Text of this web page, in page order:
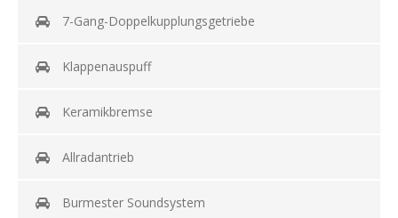
7-Gang-Doppelkupplungsgetriebe
Klappenauspuff
Keramikbremse
Allradantrieb
Burmester Soundsystem